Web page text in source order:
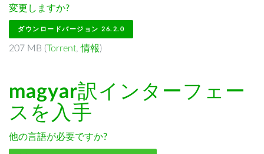
変更しますか?
ダウンロードバージョン 26.2.0
207 MB (Torrent,情報)
magyar訳インターフェー
スを入手
他の言語が必要ですか?